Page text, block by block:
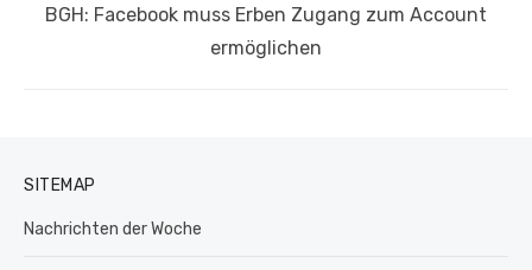
Nächster
BGH: Facebook muss Erben Zugang zum Account
ermöglichen
SITEMAP
Nachrichten der Woche